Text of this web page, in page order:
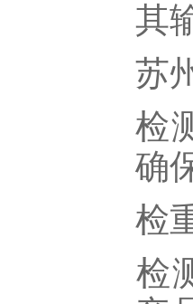
其
苏
检
确
检
检